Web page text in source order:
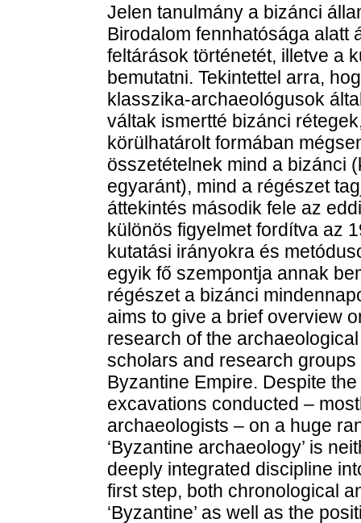
Jelen tanulmány a bizánci
Birodalom fennhatósága alatt
feltárások történetét, illetve a
bemutatni. Tekintettel arra,
klasszika-archaeológusok
váltak ismertté bizánci
körülhatárolt formában
összetételnek mind a bizánci
egyaránt), mind a régészet
áttekintés második fele az
különös figyelmet fordítva az
kutatási irányokra és
egyik fő szempontja annak
régészet a bizánci
aims to give a brief overview
research of the
scholars and research
Byzantine Empire. Despite
excavations conducted –
archaeologists – on a huge
‘Byzantine archaeology’ is
deeply integrated discipline
first step, both chronological
‘Byzantine’ as well as the